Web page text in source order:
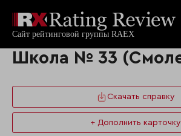
Школа № 33
Скачать справку
+ Дополнить карточку